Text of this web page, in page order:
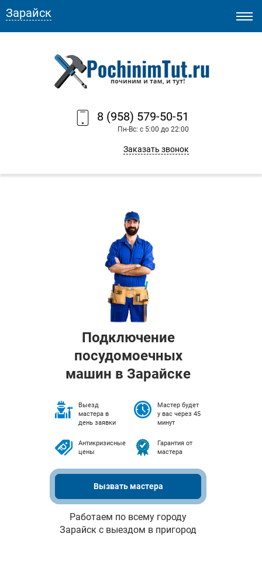
8 (958) 579-50-51
Пн-Вс: с 5:00 до 22:00
Заказать звонок
Зарайск
Подключение
посудомоечных
машин в Зарайске
Выезд
мастера в
день заявки
Мастер будет
у вас через 45
минут
Антикризисные
цены
Гарантия от
мастера
Вызвать мастера
Работаем по всему городу
Зарайск с выездом в пригород